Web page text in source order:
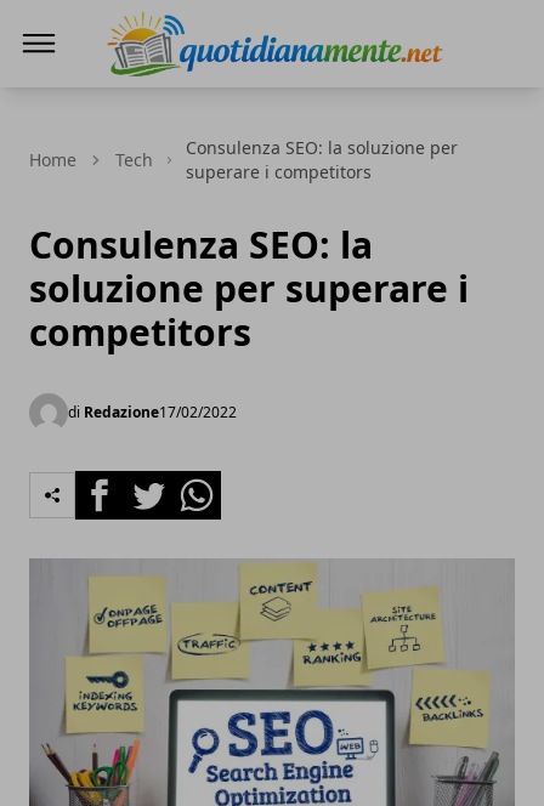
Home Tech
Consulenza SEO: la soluzione per
superare i competitors
Consulenza SEO: la
soluzione per superare i
competitors
di Redazione17/02/2022
FacebookTwitterWhatsapp